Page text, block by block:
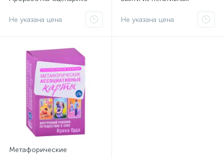
Не указана цена
Не указана цена
Метафорические